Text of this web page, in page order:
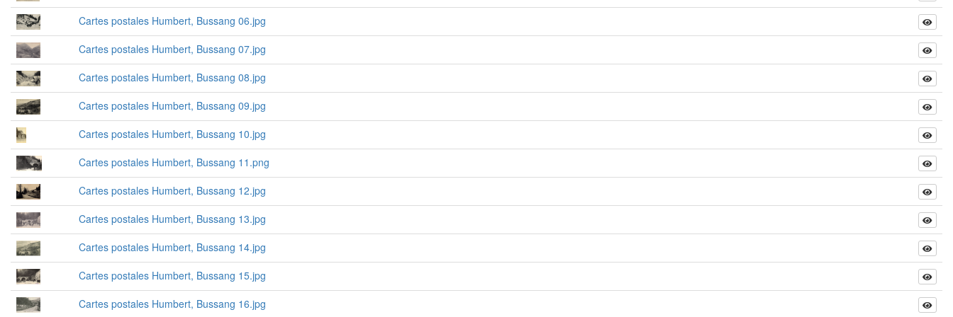
Cartes postales Humbert, Bussang 06.jpg
Cartes postales Humbert, Bussang 07.jpg
Cartes postales Humbert, Bussang 08.jpg
Cartes postales Humbert, Bussang 09.jpg
Cartes postales Humbert, Bussang 10.jpg
Cartes postales Humbert, Bussang 11.png
Cartes postales Humbert, Bussang 12.jpg
Cartes postales Humbert, Bussang 13.jpg
Cartes postales Humbert, Bussang 14.jpg
Cartes postales Humbert, Bussang 15.jpg
Cartes postales Humbert, Bussang 16.jpg